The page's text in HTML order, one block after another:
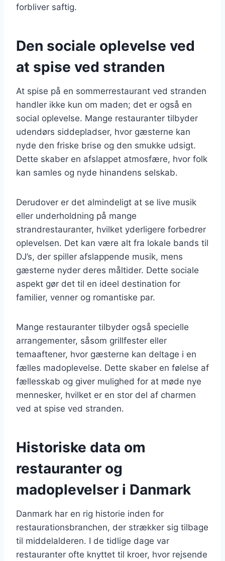
forbliver saftig.
Den sociale oplevelse ved
at spise ved stranden
At spise på en sommerrestaurant ved stranden
handler ikke kun om maden; det er også en
social oplevelse. Mange restauranter tilbyder
udendørs siddepladser, hvor gæsterne kan
nyde den friske brise og den smukke udsigt.
Dette skaber en afslappet atmosfære, hvor folk
kan samles og nyde hinandens selskab.
Derudover er det almindeligt at se live musik
eller underholdning på mange
strandrestauranter, hvilket yderligere forbedrer
oplevelsen. Det kan være alt fra lokale bands til
DJ’s, der spiller afslappende musik, mens
gæsterne nyder deres måltider. Dette sociale
aspekt gør det til en ideel destination for
familier, venner og romantiske par.
Mange restauranter tilbyder også specielle
arrangementer, såsom grillfester eller
temaaftener, hvor gæsterne kan deltage i en
fælles madoplevelse. Dette skaber en følelse af
fællesskab og giver mulighed for at møde nye
mennesker, hvilket er en stor del af charmen
ved at spise ved stranden.
Historiske data om
restauranter og
madoplevelser i Danmark
Danmark har en rig historie inden for
restaurationsbranchen, der strækker sig tilbage
til middelalderen. I de tidlige dage var
restauranter ofte knyttet til kroer, hvor rejsende